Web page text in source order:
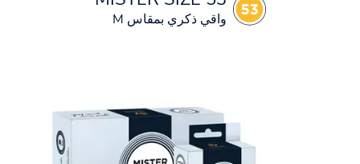
واقي ذكري بمقاس M